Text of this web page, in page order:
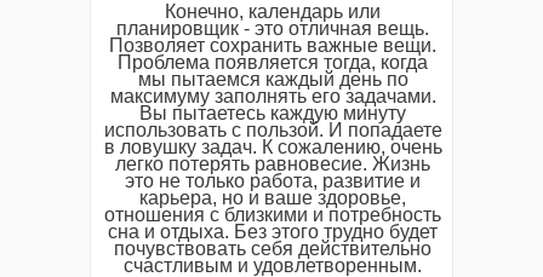
Конечно, календарь или
планировщик - это отличная вещь.
Позволяет сохранить важные вещи.
Проблема появляется тогда, когда
мы пытаемся каждый день по
максимуму заполнять его задачами.
Вы пытаетесь каждую минуту
использовать с пользой. И попадаете
в ловушку задач. К сожалению, очень
легко потерять равновесие. Жизнь
это не только работа, развитие и
карьера, но и ваше здоровье,
отношения с близкими и потребность
сна и отдыха. Без этого трудно будет
почувствовать себя действительно
счастливым и удовлетворенным.